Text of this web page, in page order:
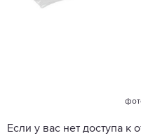
Если у вас нет доступа к